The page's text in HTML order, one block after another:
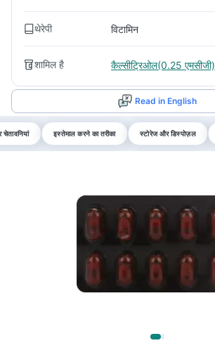
थेरेपी विटामिन
शामिल है कैल्सीट्रिओल(0.25 एमसीजी)
Read in English
चेतावनियां इस्तेमाल करने का तरीका स्टोरेज और डिस्पोज़ल